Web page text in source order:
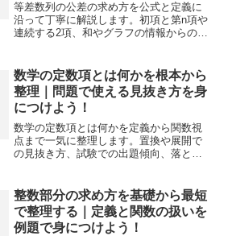
等差数列の公差の求め方を公式と定義に
沿って丁寧に解説します。初項と第n項や
連続する2項、和やグラフの情報からの導
つけます。
数学の定数項とは何かを根本から
整理｜問題で使える見抜き方を身
につけよう！
数学の定数項とは何かを定義から関数視
点まで一気に整理します。置換や展開で
の見抜き方、試験での出題傾向、落とし
整数部分の求め方を基礎から最短
で整理する｜定義と関数の扱いを
例題で身につけよう！